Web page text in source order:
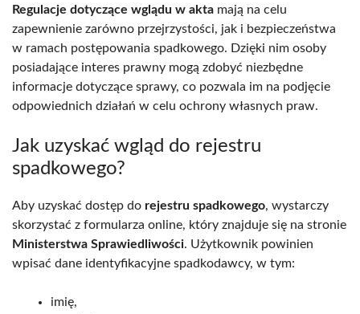
Regulacje dotyczące wglądu w akta mają na celu
zapewnienie zarówno przejrzystości, jak i bezpieczeństwa
w ramach postępowania spadkowego. Dzięki nim osoby
posiadające interes prawny mogą zdobyć niezbędne
informacje dotyczące sprawy, co pozwala im na podjęcie
odpowiednich działań w celu ochrony własnych praw.
Jak uzyskać wgląd do rejestru
spadkowego?
Aby uzyskać dostęp do rejestru spadkowego, wystarczy
skorzystać z formularza online, który znajduje się na stronie
Ministerstwa Sprawiedliwości. Użytkownik powinien
wpisać dane identyfikacyjne spadkodawcy, w tym:
imię,